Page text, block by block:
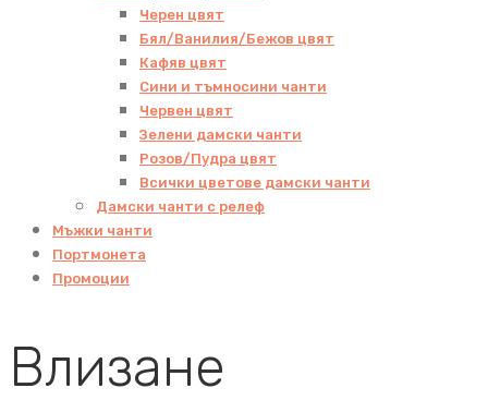
Черен цвят
Бял/Ванилия/Бежов цвят
Кафяв цвят
Сини и тъмносини чанти
Червен цвят
Зелени дамски чанти
Розов/Пудра цвят
Всички цветове дамски чанти
Дамски чанти с релеф
Мъжки чанти
Портмонета
Промоции
Влизане